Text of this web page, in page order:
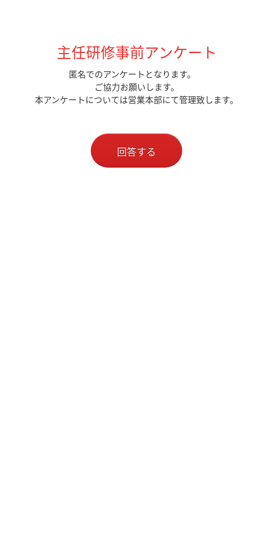
主任研修事前アンケート
匿名でのアンケートとなります。
ご協力お願いします。
本アンケートについては営業本部にて管理致します。
回答する